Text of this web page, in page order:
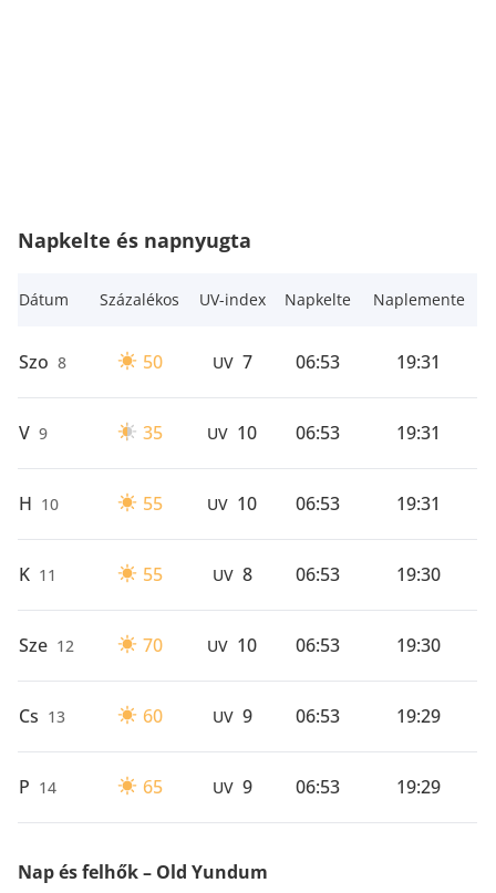
Napkelte és napnyugta
Dátum Százalékos UV-index Napkelte Naplemente
Szo 8 50 UV 7 06:53 19:31
V 9 35 UV 10 06:53 19:31
H 10 55 UV 10 06:53 19:31
K 11 55 UV 8 06:53 19:30
Sze 12 70 UV 10 06:53 19:30
Cs 13 60 UV 9 06:53 19:29
P 14 65 UV 9 06:53 19:29
Nap és felhők – Old Yundum